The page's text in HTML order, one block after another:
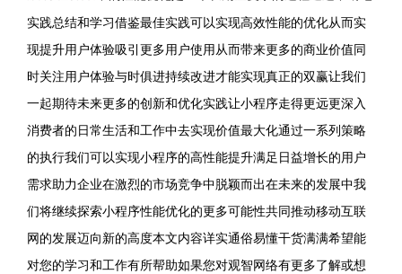
实践总结和学习借鉴最佳实践可以实现高效性能的优化从而实
现提升用户体验吸引更多用户使用从而带来更多的商业价值同
时关注用户体验与时俱进持续改进才能实现真正的双赢让我们
一起期待未来更多的创新和优化实践让小程序走得更远更深入
消费者的日常生活和工作中去实现价值最大化通过一系列策略
的执行我们可以实现小程序的高性能提升满足日益增长的用户
需求助力企业在激烈的市场竞争中脱颖而出在未来的发展中我
们将继续探索小程序性能优化的更多可能性共同推动移动互联
网的发展迈向新的高度本文内容详实通俗易懂干货满满希望能
对您的学习和工作有所帮助如果您对观智网络有更多了解或想